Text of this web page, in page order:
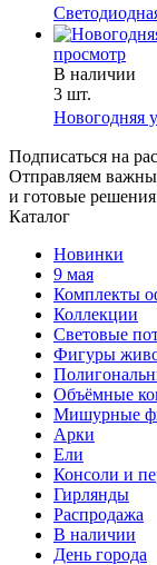
просмотр
В наличии
3 шт.
Новогодняя
Подписаться на
Отправляем
и готовые решения
Каталог
Новинки
9 мая
Комплекты
Коллекции
Световые
Фигуры
Объёмные
Мишурные
Арки
Ели
Консоли и
Гирлянды
Распродажа
В наличии
День города